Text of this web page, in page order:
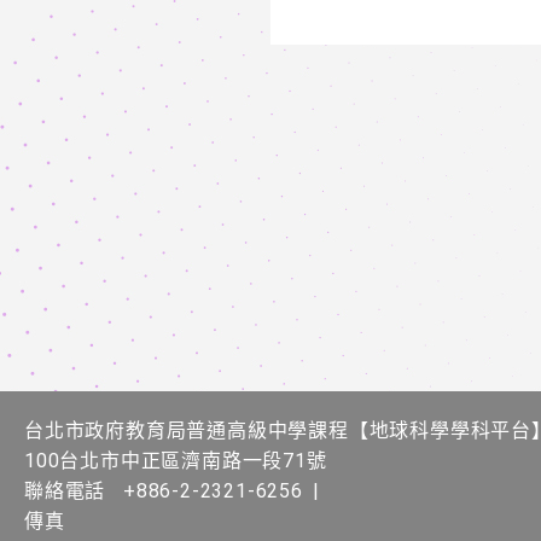
台北市政府教育局普通高級中學課程​【​地球科學學科平台
100台北市中正區濟南路一段71號
聯絡電話
+886-2-2321-6256 |
傳真